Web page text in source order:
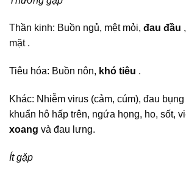
Thần kinh: Buồn ngủ, mệt mỏi, đau đầu
mặt .
Tiêu hóa: Buồn nôn, khó tiêu .
Khác: Nhiễm virus (cảm, cúm), đau
khuẩn hô hấp trên, ngứa họng, ho, sốt,
xoang và đau lưng.
Ít gặp